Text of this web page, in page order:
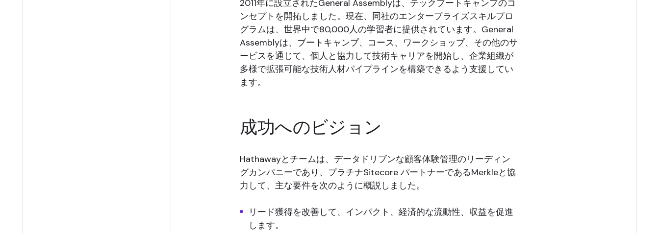
2011年に設立されたGeneral Assemblyは、テックブートキャンプのコ
ンセプトを開拓しました。現在、同社のエンタープライズスキルプロ
グラムは、世界中で80,000人の学習者に提供されています。General
Assemblyは、ブートキャンプ、コース、ワークショップ、その他のサ
ービスを通じて、個人と協力して技術キャリアを開始し、企業組織が
多様で拡張可能な技術人材パイプラインを構築できるよう支援してい
ます。
成功へのビジョン
Hathawayとチームは、データドリブンな顧客体験管理のリーディン
グカンパニーであり、プラチナSitecore パートナーであるMerkleと協
力して、主な要件を次のように概説しました。
リード獲得を改善して、インパクト、経済的な流動性、収益を促進
します。